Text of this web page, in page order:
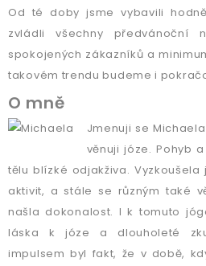
Od té doby jsme vybavili
zvládli všechny předvánoční
spokojených zákazníků a
takovém trendu budeme i
O mně
Jmenuji se
věnuji józe. Pohyb
tělu blízké odjakživa.
aktivit, a stále se různým také
našla dokonalost. I k tomuto
láska k józe a dlouholeté
impulsem byl fakt, že v době,